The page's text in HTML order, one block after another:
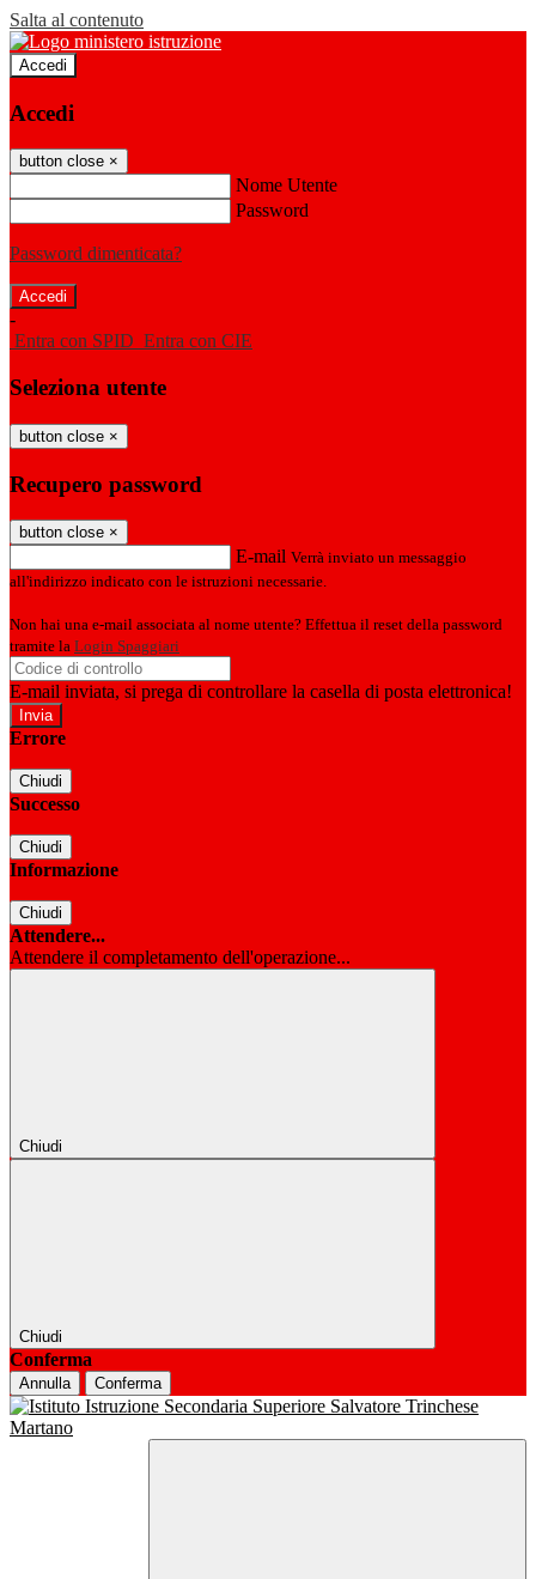
Salta al contenuto
Accedi
Accedi
button close ×
Nome Utente
Password
Password dimenticata?
-
Entra con SPID Entra con CIE
Seleziona utente
button close ×
Recupero password
button close ×
E-mail Verrà inviato un messaggio
all'indirizzo indicato con le istruzioni necessarie.
Non hai una e-mail associata al nome utente? Effettua il reset della password
tramite la Login Spaggiari
E-mail inviata, si prega di controllare la casella di posta elettronica!
Errore
Chiudi
Successo
Chiudi
Informazione
Chiudi
Attendere...
Attendere il completamento dell'operazione...
Chiudi
Chiudi
Conferma
Annulla Conferma